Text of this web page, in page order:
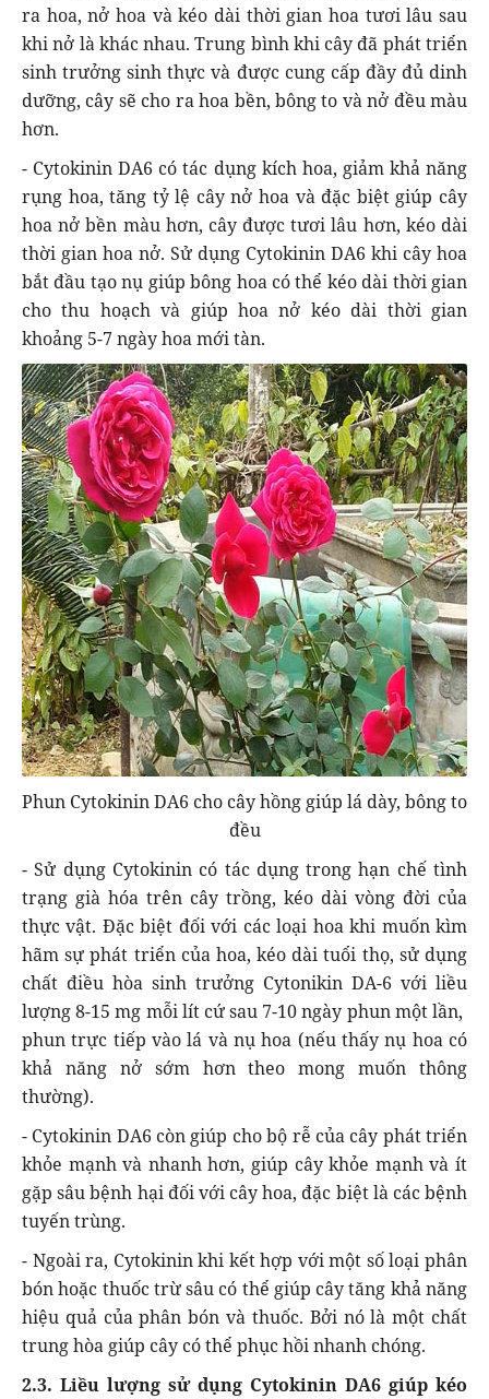
ra hoa, nở hoa và kéo dài thời gian hoa tươi lâu sau
khi nở là khác nhau. Trung bình khi cây đã phát triển
sinh trưởng sinh thực và được cung cấp đầy đủ dinh
dưỡng, cây sẽ cho ra hoa bền, bông to và nở đều màu
hơn.
- Cytokinin DA6 có tác dụng kích hoa, giảm khả năng
rụng hoa, tăng tỷ lệ cây nở hoa và đặc biệt giúp cây
hoa nở bền màu hơn, cây được tươi lâu hơn, kéo dài
thời gian hoa nở. Sử dụng Cytokinin DA6 khi cây hoa
bắt đầu tạo nụ giúp bông hoa có thể kéo dài thời gian
cho thu hoạch và giúp hoa nở kéo dài thời gian
khoảng 5-7 ngày hoa mới tàn.
Phun Cytokinin DA6 cho cây hồng giúp lá dày, bông to
đều
- Sử dụng Cytokinin có tác dụng trong hạn chế tình
trạng già hóa trên cây trồng, kéo dài vòng đời của
thực vật. Đặc biệt đối với các loại hoa khi muốn kìm
hãm sự phát triển của hoa, kéo dài tuổi thọ, sử dụng
chất điều hòa sinh trưởng Cytonikin DA-6 với liều
lượng 8-15 mg mỗi lít cứ sau 7-10 ngày phun một lần,
phun trực tiếp vào lá và nụ hoa (nếu thấy nụ hoa có
khả năng nở sớm hơn theo mong muốn thông
thường).
- Cytokinin DA6 còn giúp cho bộ rễ của cây phát triển
khỏe mạnh và nhanh hơn, giúp cây khỏe mạnh và ít
gặp sâu bệnh hại đối với cây hoa, đặc biệt là các bệnh
tuyến trùng.
- Ngoài ra, Cytokinin khi kết hợp với một số loại phân
bón hoặc thuốc trừ sâu có thể giúp cây tăng khả năng
hiệu quả của phân bón và thuốc. Bởi nó là một chất
trung hòa giúp cây có thể phục hồi nhanh chóng.
2.3. Liều lượng sử dụng Cytokinin DA6 giúp kéo